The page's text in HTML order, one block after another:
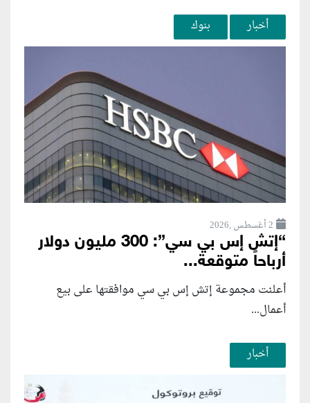
أخبار بنوك
2 أغسطس ,2026
“إتش إس بي سي”: 300 مليون دولار
أرباحاً متوقعة...
أعلنت مجموعة إتش إس بي سي موافقتها على بيع
أعمال...
أخبار